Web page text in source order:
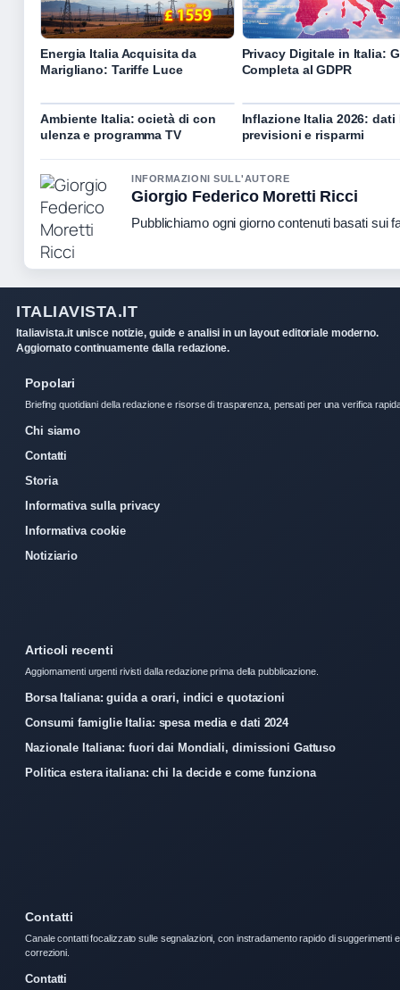
Energia Italia Acquisita da
Marigliano: Tariffe Luce
Privacy Digitale in Italia:
Completa al GDPR
Ambiente Italia: ocietà di con
ulenza e programma TV
Inflazione Italia 2026: dati
previsioni e risparmi
INFORMAZIONI SULL'AUTORE
Giorgio Federico Moretti Ricci
Pubblichiamo ogni giorno contenuti basati sui
ITALIAVISTA.IT
Italiavista.it unisce notizie, guide e analisi in un layout editoriale moderno.
Aggiornato continuamente dalla redazione.
Popolari
Briefing quotidiani della redazione e risorse di trasparenza, pensati per una verifica
Chi siamo
Contatti
Storia
Informativa sulla privacy
Informativa cookie
Notiziario
Articoli recenti
Aggiornamenti urgenti rivisti dalla redazione prima della pubblicazione.
Borsa Italiana: guida a orari, indici e quotazioni
Consumi famiglie Italia: spesa media e dati 2024
Nazionale Italiana: fuori dai Mondiali, dimissioni Gattuso
Politica estera italiana: chi la decide e come funziona
Contatti
Canale contatti focalizzato sulle segnalazioni, con instradamento rapido di suggerimenti e
correzioni.
Contatti